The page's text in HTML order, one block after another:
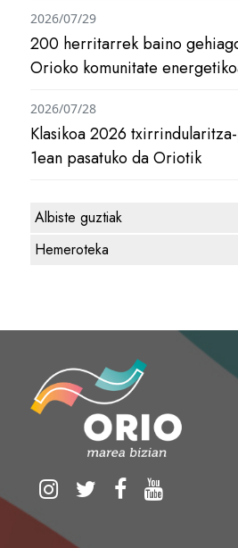
200 herritarrek baino
Orioko komunitate
2026/07/29
Klasikoa 2026
1ean pasatuko da Oriotik
2026/07/28
Albiste guztiak
Hemeroteka